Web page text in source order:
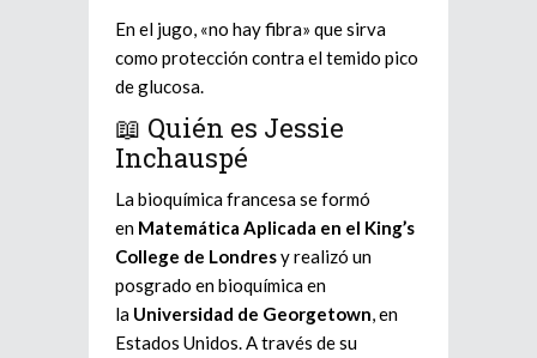
En el jugo, «no hay fibra» que sirva
como protección contra el temido pico
de glucosa.
📖 Quién es Jessie
Inchauspé
La bioquímica francesa se formó
en Matemática Aplicada en el King’s
College de Londresy realizó un
posgrado en bioquímica en
la Universidad de Georgetown, en
Estados Unidos. A través de su